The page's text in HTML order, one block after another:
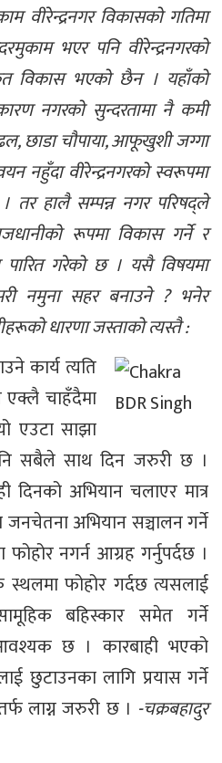
वीरेन्द्रनगर विकासको गतिमा
भएर पनि वीरेन्द्रनगरको
विकास भएको छैन । यहाँको
नगरको सुन्दरतामा नै कमी
छाडा चौपाया, आफूखुशी जग्गा
नहुँदा वीरेन्द्रनगरको स्वरूपमा
हालै सम्पन्न नगर परिषद्ले
रूपमा विकास गर्ने र
पारित गरेको छ । यसै विषयमा
नमुना सहर बनाउने ? भनेर
धारणा जस्ताको त्यस्तै :
कार्य त्यति
चाहँदैमा
एउटा साझा
सबैले साथ दिन जरुरी छ ।
अभियान चलाएर मात्र
अभियान सञ्चालन गर्ने
फोहोर नगर्न आग्रह गर्नुपर्दछ ।
फोहोर गर्दछ त्यसलाई
बहिस्कार समेत गर्ने
छ । कारबाही भएको
छुटाउनका लागि प्रयास गर्ने
लाग्न जरुरी छ । -चक्रबहादुर